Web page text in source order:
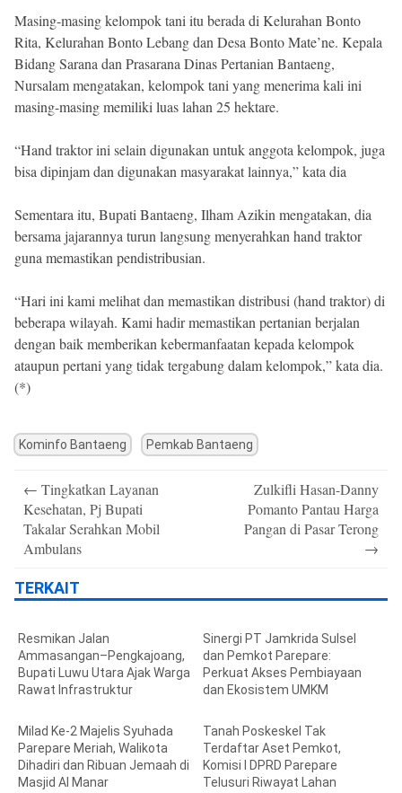
Masing-masing kelompok tani itu berada di Kelurahan Bonto
Rita, Kelurahan Bonto Lebang dan Desa Bonto Mate’ne. Kepala
Bidang Sarana dan Prasarana Dinas Pertanian Bantaeng,
Nursalam mengatakan, kelompok tani yang menerima kali ini
masing-masing memiliki luas lahan 25 hektare.
“Hand traktor ini selain digunakan untuk anggota kelompok, juga
bisa dipinjam dan digunakan masyarakat lainnya,” kata dia
Sementara itu, Bupati Bantaeng, Ilham Azikin mengatakan, dia
bersama jajarannya turun langsung menyerahkan hand traktor
guna memastikan pendistribusian.
“Hari ini kami melihat dan memastikan distribusi (hand traktor) di
beberapa wilayah. Kami hadir memastikan pertanian berjalan
dengan baik memberikan kebermanfaatan kepada kelompok
ataupun pertani yang tidak tergabung dalam kelompok,” kata dia.
(*)
Kominfo Bantaeng Pemkab Bantaeng
navigation
← Tingkatkan Layanan
Kesehatan, Pj Bupati
Takalar Serahkan Mobil
Ambulans
Zulkifli Hasan-Danny
Pomanto Pantau Harga
Pangan di Pasar Terong
→
TERKAIT
Resmikan Jalan
Ammasangan–Pengkajoang,
Bupati Luwu Utara Ajak Warga
Rawat Infrastruktur
Sinergi PT Jamkrida Sulsel
dan Pemkot Parepare:
Perkuat Akses Pembiayaan
dan Ekosistem UMKM
Milad Ke-2 Majelis Syuhada
Parepare Meriah, Walikota
Dihadiri dan Ribuan Jemaah di
Masjid Al Manar
Tanah Poskeskel Tak
Terdaftar Aset Pemkot,
Komisi I DPRD Parepare
Telusuri Riwayat Lahan